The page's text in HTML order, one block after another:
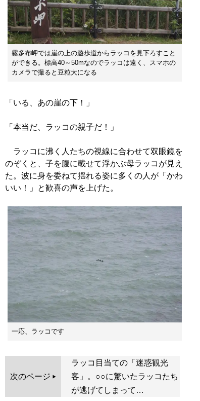
霧多布岬では崖の上の遊歩道からラッコを見下ろすこと
ができる。標高40～50mなのでラッコは遠く、スマホの
カメラで撮ると豆粒大になる
「いる、あの崖の下！」
「本当だ、ラッコの親子だ！」
ラッコに沸く人たちの視線に合わせて双眼鏡を
のぞくと、子を腹に載せて浮かぶ母ラッコが見え
た。波に身を委ねて揺れる姿に多くの人が「かわ
いい！」と歓喜の声を上げた。
一応、ラッコです
次のページ
ラッコ目当ての「迷惑観光
客」。○○に驚いたラッコたち
が逃げてしまって…